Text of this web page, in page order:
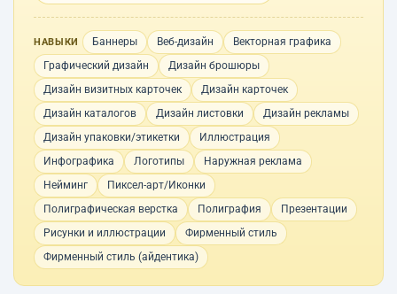
НАВЫКИ Баннеры Веб-дизайн
Векторная графика
Графический дизайн
Дизайн брошюры
Дизайн визитных карточек
Дизайн карточек
Дизайн каталогов
Дизайн листовки
Дизайн рекламы
Дизайн упаковки/этикетки
Иллюстрация
Инфографика
Логотипы
Наружная реклама
Нейминг
Пиксел-арт/Иконки
Полиграфическая верстка
Полиграфия
Презентации
Рисунки и иллюстрации
Фирменный стиль
Фирменный стиль (айдентика)